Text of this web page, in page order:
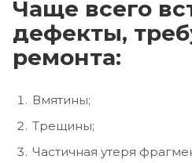
Чаще всего
дефекты,
ремонта:
Вмятины;
Трещины;
Частичная утеря